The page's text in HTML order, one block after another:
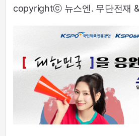
copyrightⓒ 뉴스엔. 무단전재